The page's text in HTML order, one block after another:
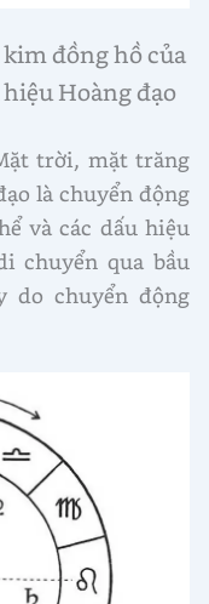
đồng hồ của
Hoàng đạo
trời, mặt trăng
là chuyển động
và các dấu hiệu
chuyển qua bầu
do chuyển động